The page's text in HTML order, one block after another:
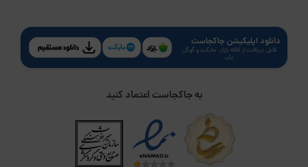
دانلود اپلیکیشن جاکجاست
قابل دریافت از کافه بازار، مایکت و گوگل
پلی
به جاکجاست اعتماد کنید